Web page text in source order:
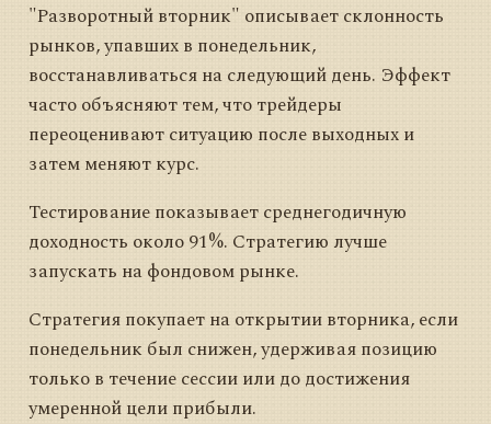
"Разворотный вторник" описывает склонность
рынков, упавших в понедельник,
восстанавливаться на следующий день. Эффект
часто объясняют тем, что трейдеры
переоценивают ситуацию после выходных и
затем меняют курс.
Тестирование показывает среднегодичную
доходность около 91%. Стратегию лучше
запускать на фондовом рынке.
Стратегия покупает на открытии вторника, если
понедельник был снижен, удерживая позицию
только в течение сессии или до достижения
умеренной цели прибыли.